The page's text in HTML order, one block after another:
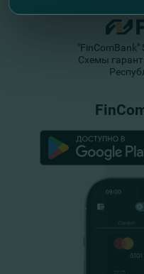
"FinComBank"
Схемы